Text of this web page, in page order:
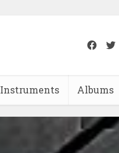
Instruments Albums